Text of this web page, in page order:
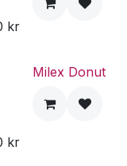
kr
kr
Milex Donut